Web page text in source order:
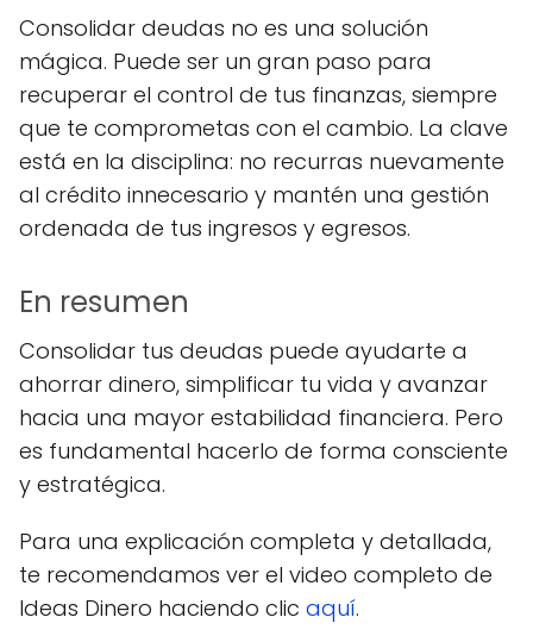
Consolidar deudas no es una solución
mágica. Puede ser un gran paso para
recuperar el control de tus finanzas, siempre
que te comprometas con el cambio. La clave
está en la disciplina: no recurras nuevamente
al crédito innecesario y mantén una gestión
ordenada de tus ingresos y egresos.
En resumen
Consolidar tus deudas puede ayudarte a
ahorrar dinero, simplificar tu vida y avanzar
hacia una mayor estabilidad financiera. Pero
es fundamental hacerlo de forma consciente
y estratégica.
Para una explicación completa y detallada,
te recomendamos ver el video completo de
Ideas Dinero haciendo clic aquí.